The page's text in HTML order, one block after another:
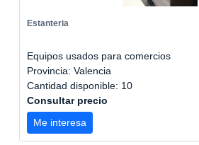
Estanteria
Equipos usados para comercios
Provincia: Valencia
Cantidad disponible: 10
Consultar precio
Me interesa